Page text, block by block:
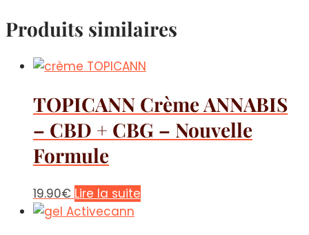
Produits similaires
TOPICANN Crème ANNABIS
– CBD + CBG – Nouvelle
Formule
19.90€ Lire la suite